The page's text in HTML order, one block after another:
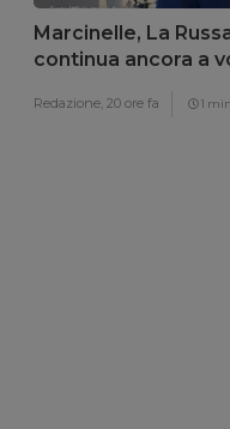
Marcinelle, La
continua ancora a
Redazione, 20 ore fa 1 min